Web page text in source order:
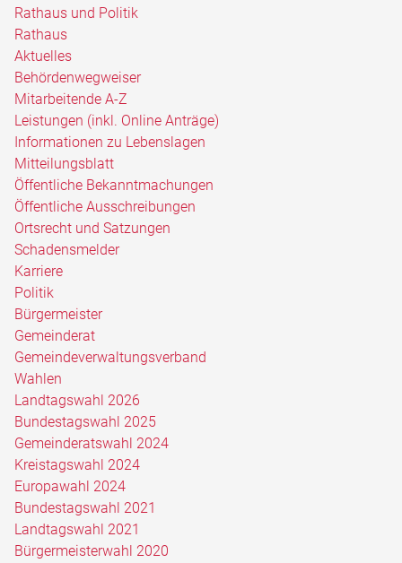
Rathaus und Politik
Rathaus
Aktuelles
Behördenwegweiser
Mitarbeitende A-Z
Leistungen (inkl. Online Anträge)
Informationen zu Lebenslagen
Mitteilungsblatt
Öffentliche Bekanntmachungen
Öffentliche Ausschreibungen
Ortsrecht und Satzungen
Schadensmelder
Karriere
Politik
Bürgermeister
Gemeinderat
Gemeindeverwaltungsverband
Wahlen
Landtagswahl 2026
Bundestagswahl 2025
Gemeinderatswahl 2024
Kreistagswahl 2024
Europawahl 2024
Bundestagswahl 2021
Landtagswahl 2021
Bürgermeisterwahl 2020